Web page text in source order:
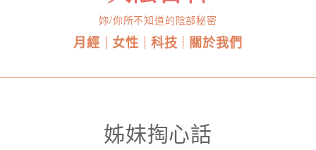
妳/你所不知道的陰部秘密
月經 女性 科技 關於我們
姊妹掏心話